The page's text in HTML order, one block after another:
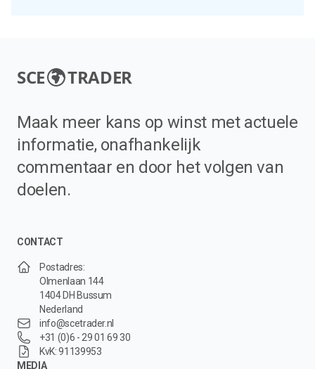
SCE TRADER
Maak meer kans op winst met actuele
informatie, onafhankelijk
commentaar en door het volgen van
doelen.
CONTACT
Postadres:
Olmenlaan 144
1404 DH Bussum
Nederland
info@scetrader.nl
+31 (0)6 - 29 01 69 30
KvK: 91139953
MEDIA